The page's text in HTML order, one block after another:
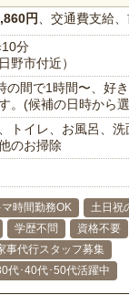
円、交通費支給
分
野市付近）
の間で1時間〜、好
。(候補の日時から
トイレ、お風呂、洗
のお掃除
マ時間勤務OK
土日祝
学歴不問 資格不要
事代行スタッフ募集
代･40代･50代活躍中